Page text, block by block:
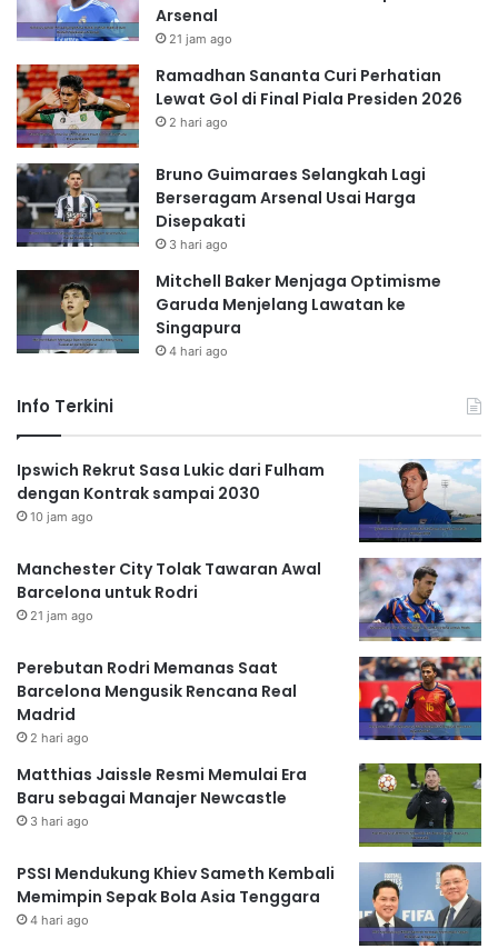
Arsenal
21 jam ago
Ramadhan Sananta Curi Perhatian
Lewat Gol di Final Piala Presiden 2026
2 hari ago
Bruno Guimaraes Selangkah Lagi
Berseragam Arsenal Usai Harga
Disepakati
3 hari ago
Mitchell Baker Menjaga Optimisme
Garuda Menjelang Lawatan ke
Singapura
4 hari ago
Info Terkini
Ipswich Rekrut Sasa Lukic dari Fulham
dengan Kontrak sampai 2030
10 jam ago
Manchester City Tolak Tawaran Awal
Barcelona untuk Rodri
21 jam ago
Perebutan Rodri Memanas Saat
Barcelona Mengusik Rencana Real
Madrid
2 hari ago
Matthias Jaissle Resmi Memulai Era
Baru sebagai Manajer Newcastle
3 hari ago
PSSI Mendukung Khiev Sameth Kembali
Memimpin Sepak Bola Asia Tenggara
4 hari ago